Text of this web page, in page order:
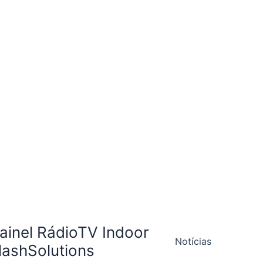
RádioTV Indoor
Notícias